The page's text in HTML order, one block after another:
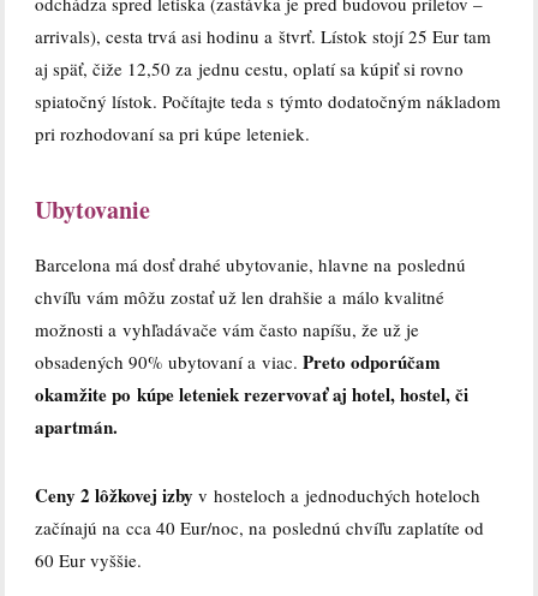
arrivals), cesta trvá asi hodinu a štvrť. Lístok stojí 25 Eur tam
aj späť, čiže 12,50 za jednu cestu, oplatí sa kúpiť si rovno
spiatočný lístok. Počítajte teda s týmto dodatočným nákladom
pri rozhodovaní sa pri kúpe leteniek.
Ubytovanie
Barcelona má dosť drahé ubytovanie, hlavne na poslednú
chvíľu vám môžu zostať už len drahšie a málo kvalitné
možnosti a vyhľadávače vám často napíšu, že už je
obsadených 90% ubytovaní a viac.Preto odporúčam
okamžite po kúpe leteniek rezervovať aj hotel, hostel, či
apartmán.
Ceny 2 lôžkovej izby v hosteloch a jednoduchých hoteloch
začínajú na cca 40 Eur/noc, na poslednú chvíľu zaplatíte od
60 Eur vyššie.